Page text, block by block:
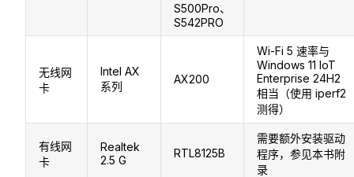
S500Pro、
S542PRO
无线网
卡
Intel AX
系列
AX200
Wi-Fi 5 速率与
Windows 11 IoT
Enterprise 24H2
相当（使用 iperf2
测得）
有线网
卡
Realtek
2.5 G
RTL8125B
需要额外安装驱动
程序，参见本书附
录